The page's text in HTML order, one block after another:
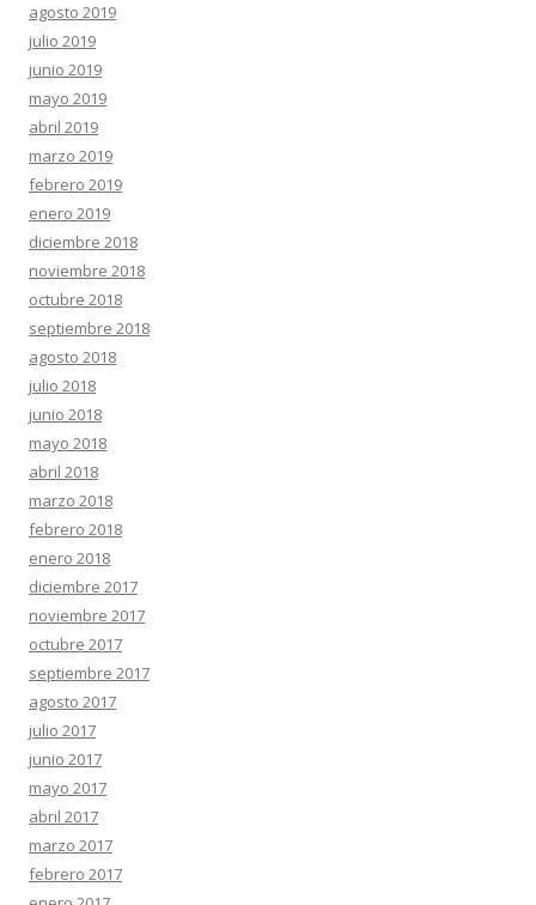
agosto 2019
julio 2019
junio 2019
mayo 2019
abril 2019
marzo 2019
febrero 2019
enero 2019
diciembre 2018
noviembre 2018
octubre 2018
septiembre 2018
agosto 2018
julio 2018
junio 2018
mayo 2018
abril 2018
marzo 2018
febrero 2018
enero 2018
diciembre 2017
noviembre 2017
octubre 2017
septiembre 2017
agosto 2017
julio 2017
junio 2017
mayo 2017
abril 2017
marzo 2017
febrero 2017